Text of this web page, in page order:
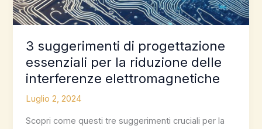
3 suggerimenti di progettazione
essenziali per la riduzione delle
interferenze elettromagnetiche
Luglio 2, 2024
Scopri come questi tre suggerimenti cruciali per la